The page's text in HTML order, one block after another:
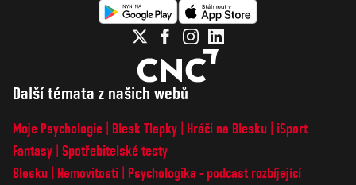
Další témata z našich webů
Moje Psychologie Blesk Tlapky Hráči na Blesku
iSport
Fantasy Spotřebitelské testy
Blesku
Nemovitosti
Psychologika - podcast rozbíjející